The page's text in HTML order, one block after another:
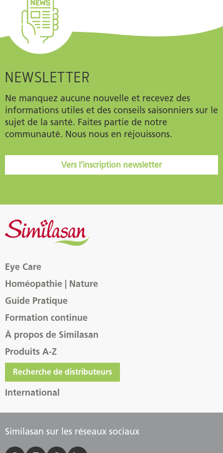
NEWSLETTER
Ne manquez aucune nouvelle et recevez des
informations utiles et des conseils saisonniers sur le
sujet de la santé. Faites partie de notre
communauté. Nous nous en réjouissons.
Vers l’inscription newsletter
Eye Care
Homéopathie | Nature
Guide Pratique
Formation continue
À propos de Similasan
Produits A-Z
Recherche de distributeurs
International
Similasan sur les réseaux sociaux